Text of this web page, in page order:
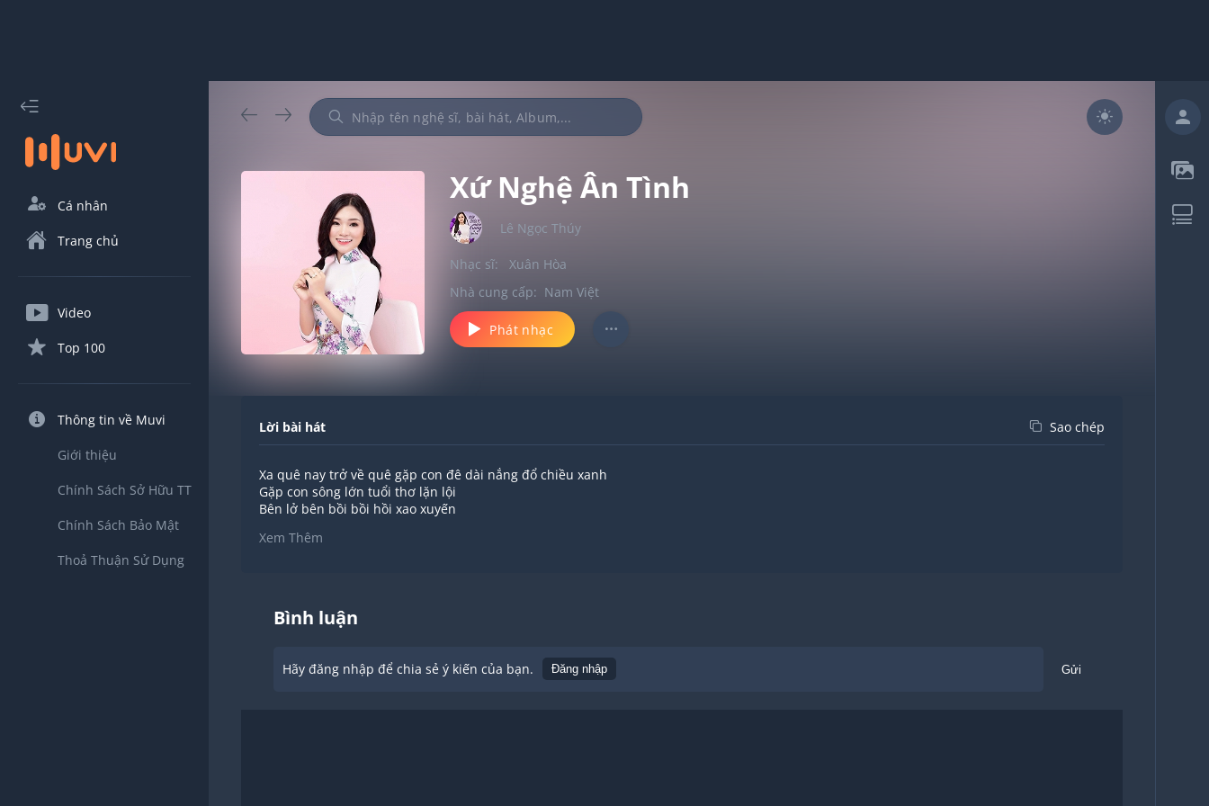
Cá nhân
Trang chủ
Video
Top 100
Thông tin về Muvi
Giới thiệu
Chính Sách Sở Hữu TT
Chính Sách Bảo Mật
Thoả Thuận Sử Dụng
Xứ Nghệ Ân Tình
Lê Ngọc Thúy
Nhạc sĩ: Xuân Hòa
Nhà cung cấp: Nam Việt
Phát nhạc
Lời bài hát Sao chép
Xa quê nay trở về quê gặp con đê dài nắng đổ chiều xanh
Gặp con sông lớn tuổi thơ lặn lội
Bên lở bên bồi bồi hồi xao xuyến
Bên những cơi trầu dịu ngọt một mùa trăng
Bến nước bờ tre xôn xao những cánh cò
Ai ngóng ai trông người đi người ở lại
Xem Thêm
Bình luận
Gửi
Hãy đăng nhập để chia sẻ ý kiến của bạn. Đăng nhập